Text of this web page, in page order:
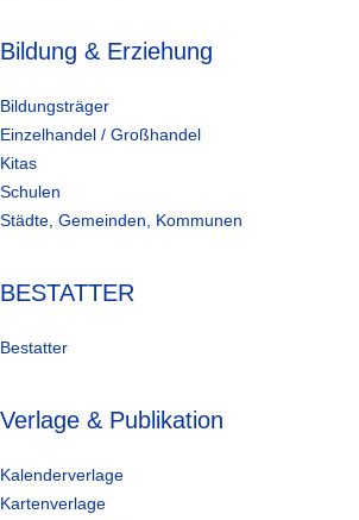
Bildung & Erziehung
Bildungsträger
Einzelhandel / Großhandel
Kitas
Schulen
Städte, Gemeinden, Kommunen
BESTATTER
Bestatter
Verlage & Publikation
Kalenderverlage
Kartenverlage